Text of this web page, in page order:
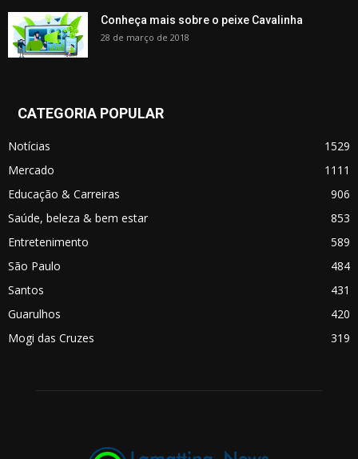
Conheça mais sobre o peixe Cavalinha
28 de março de 2018
CATEGORIA POPULAR
Notícias
1529
Mercado
1111
Educação & Carreiras
906
Saúde, beleza & bem estar
853
Entretenimento
589
São Paulo
484
Santos
431
Guarulhos
420
Mogi das Cruzes
319